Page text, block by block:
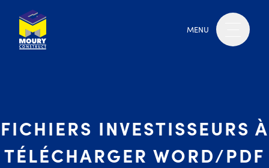
MENU
FICHIERS INVESTISSEURS À
TÉLÉCHARGER WORD/PDF